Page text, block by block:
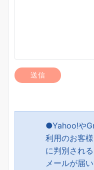
●Yahoo!や
利用のお客
に判別され
メールが届